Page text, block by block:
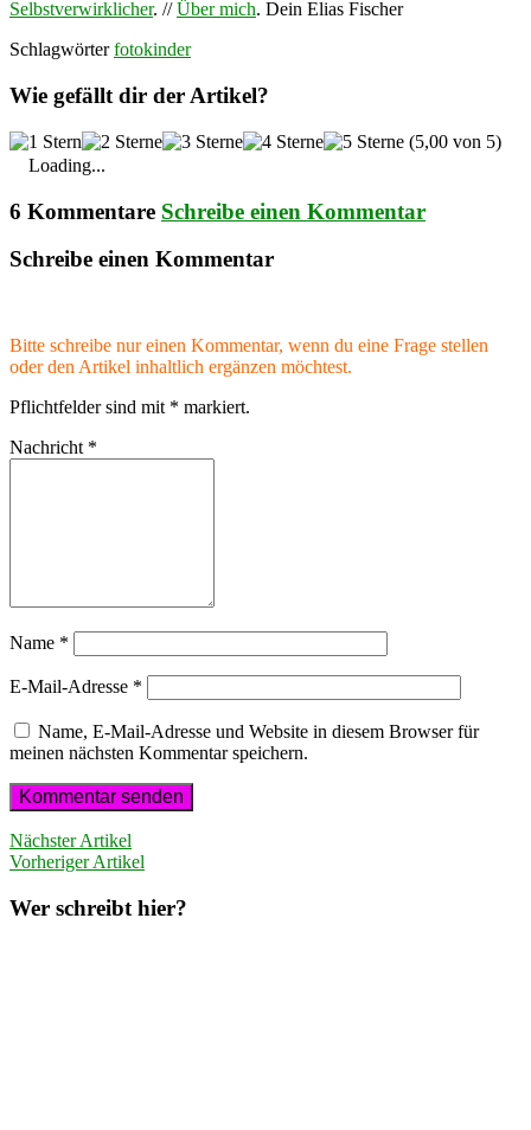
Selbstverwirklicher. //Über mich. Dein Elias Fischer
Schlagwörter fotokinder
Wie gefällt dir der Artikel?
(5,00 von 5)
Loading...
6 Kommentare Schreibe einen Kommentar
Schreibe einen Kommentar
Bitte schreibe nur einen Kommentar, wenn du eine Frage stellen
oder den Artikel inhaltlich ergänzen möchtest.
Pflichtfelder sind mit * markiert.
Nachricht *
Name *
E-Mail-Adresse *
Name, E-Mail-Adresse und Website in diesem Browser für
meinen nächsten Kommentar speichern.
Nächster Artikel
Vorheriger Artikel
Wer schreibt hier?